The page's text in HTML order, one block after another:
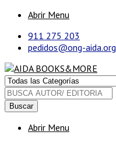
Abrir Menu
911 275 203
pedidos@ong-aida.org
Buscar
Abrir Menu